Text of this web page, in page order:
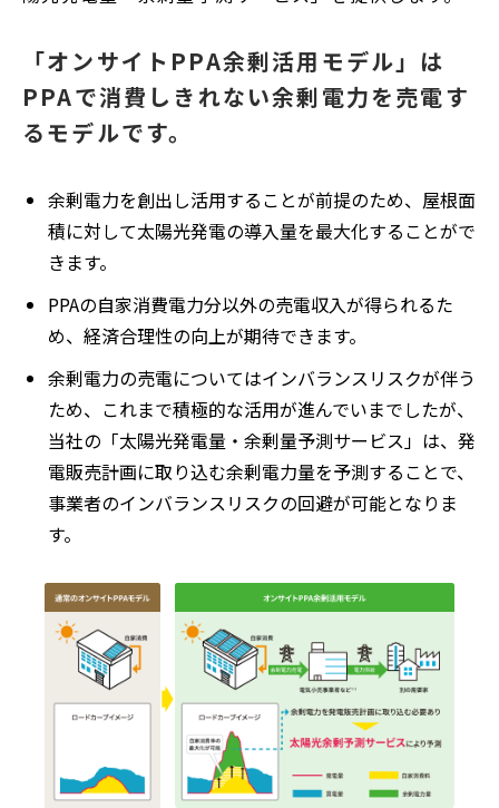
「オンサイトPPA余剰活用モデル」は
PPAで消費しきれない余剰電力を売電す
るモデルです。
余剰電力を創出し活用することが前提のため、屋根面
積に対して太陽光発電の導入量を最大化することがで
きます。
PPAの自家消費電力分以外の売電収入が得られるた
め、経済合理性の向上が期待できます。
余剰電力の売電についてはインバランスリスクが伴う
ため、これまで積極的な活用が進んでいまでしたが、
当社の「太陽光発電量・余剰量予測サービス」は、発
電販売計画に取り込む余剰電力量を予測することで、
事業者のインバランスリスクの回避が可能となりま
す。